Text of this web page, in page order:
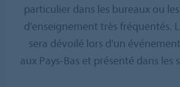
particulier dans les bureaux ou
d'enseignement très fréquentés.
sera dévoilé lors d'un
aux Pays-Bas et présenté dans les